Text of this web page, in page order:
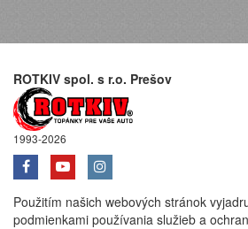
ROTKIV spol. s r.o. Prešov
1993-2026
Použitím našich webových stránok
podmienkami používania služieb a